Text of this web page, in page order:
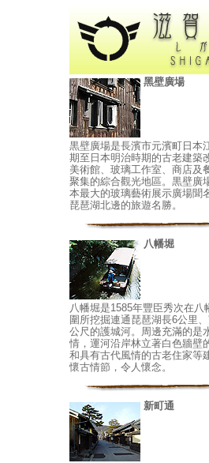
黑壁廣場
黒壁廣場是長濱市元濱町日本
期至日本明治時期的古老建築
美術館、玻璃工作室、商店及
聚集的綜合觀光地區。黒壁廣
本最大的玻璃藝術展示廣場聞
琵琶湖北邊的旅遊名勝。
八幡堀
八幡堀是1585年豐臣秀次在八
圍所挖掘連通琵琶湖長6公里
公尺的護城河。周邊充滿的是
情，運河沿岸林立著白色牆壁
和具有古代風情的古老住家等
懷古情節，令人懷念。
新町通